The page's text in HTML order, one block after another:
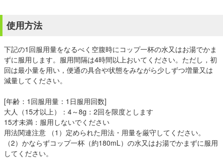
使用方法
下記の1回服用量をなるべく空腹時にコップ一杯の水又はお湯でかま
ずに服用します。服用間隔は4時間以上おいてください。ただし，初
回は最小量を用い，便通の具合や状態をみながら少しずつ増量又は
減量してください。
[年齢：1回服用量：1日服用回数]
大人（15才以上）：4～8g：2回を限度とします
15才未満：服用しないでください
用法関連注意 （1）定められた用法・用量を厳守してください。
（2）かならずコップ一杯（約180mL）の水又はお湯でかまずに服用
してください。